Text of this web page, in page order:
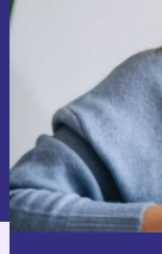
Informacje na
naszej
Polityce